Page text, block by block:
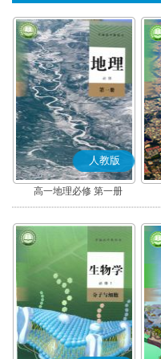
人教版
高一地理必修 第一册